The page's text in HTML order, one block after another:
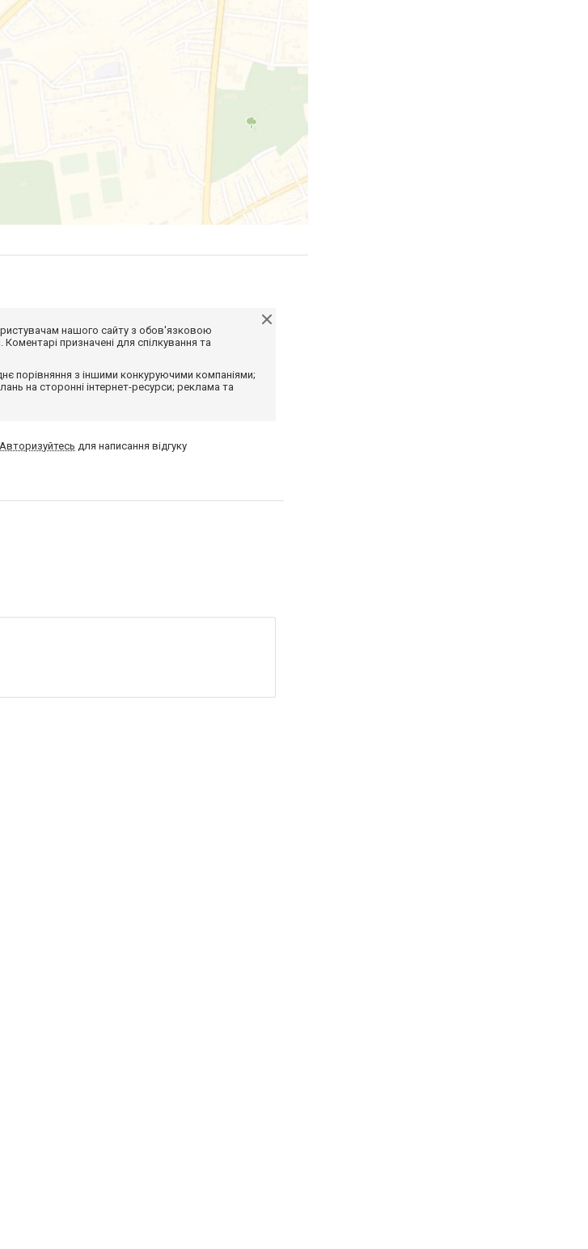
нашого сайту з обов'язковою
призначені для спілкування та
порівняння з іншими конкуруючими компаніями;
на сторонні інтернет-ресурси; реклама та
Авторизуйтесь для написання відгуку